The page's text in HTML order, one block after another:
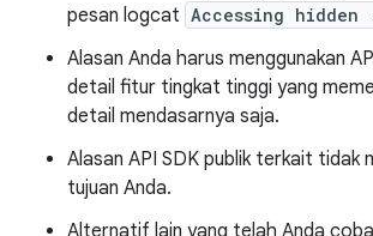
pesan logcat Accessing
Alasan Anda harus menggunakan
detail fitur tingkat tinggi yang
detail mendasarnya saja.
Alasan API SDK publik terkait tidak
tujuan Anda.
Alternatif lain yang telah Anda